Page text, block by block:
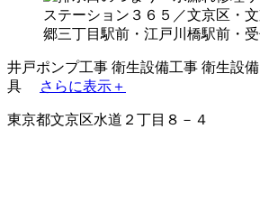
井戸ポンプ工事 衛生設備工事 衛生設
具
さらに表示＋
東京都文京区水道２丁目８－４